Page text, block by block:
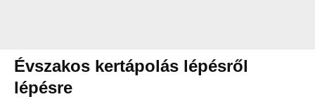
Évszakos kertápolás lépésről
lépésre